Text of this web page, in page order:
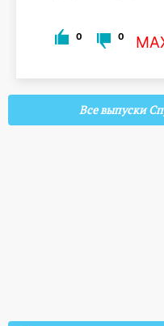
0 0
Все выпуски